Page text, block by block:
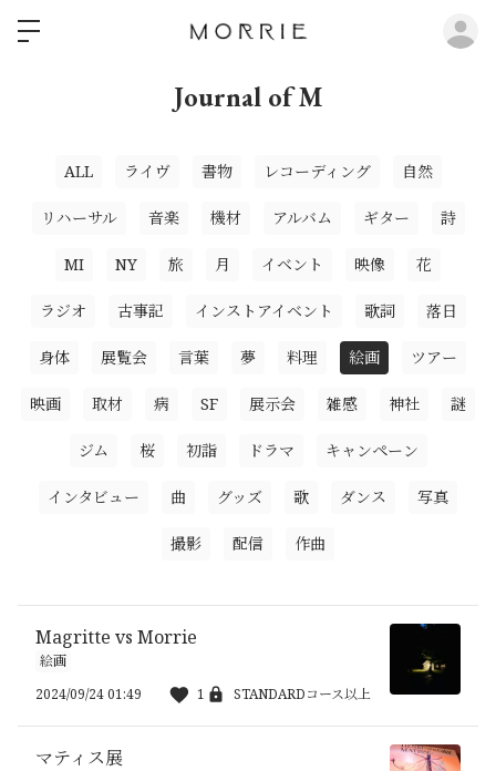
Journal of M
ALL ライヴ 書物 レコーディング 自然
リハーサル 音楽 機材 アルバム ギター 詩
MI NY 旅 月 イベント 映像 花
ラジオ 古事記 インストアイベント 歌詞 落日
身体 展覧会 言葉 夢 料理 絵画 ツアー
映画 取材 病 SF 展示会 雑感 神社 謎
ジム 桜 初詣 ドラマ キャンペーン
インタビュー 曲 グッズ 歌 ダンス 写真
撮影 配信 作曲
Magritte vs Morrie
絵画
2024/09/24 01:49
1 STANDARDコース以上
マティス展